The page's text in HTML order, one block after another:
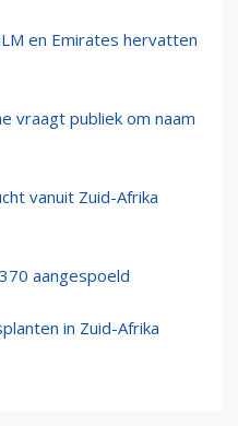
en Emirates hervatten
vraagt publiek om naam
vanuit Zuid-Afrika
aangespoeld
in Zuid-Afrika